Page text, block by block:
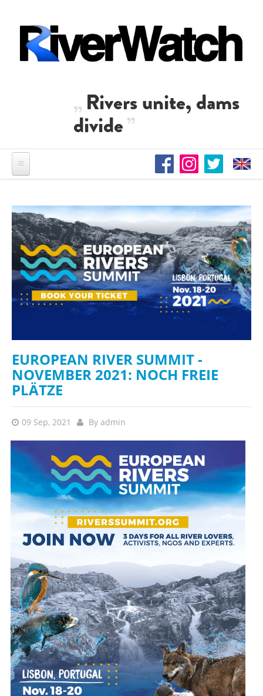
Rivers unite, dams
divide
EUROPEAN RIVER SUMMIT -
NOVEMBER 2021: NOCH FREIE
PLÄTZE
09 Sep, 2021 By admin